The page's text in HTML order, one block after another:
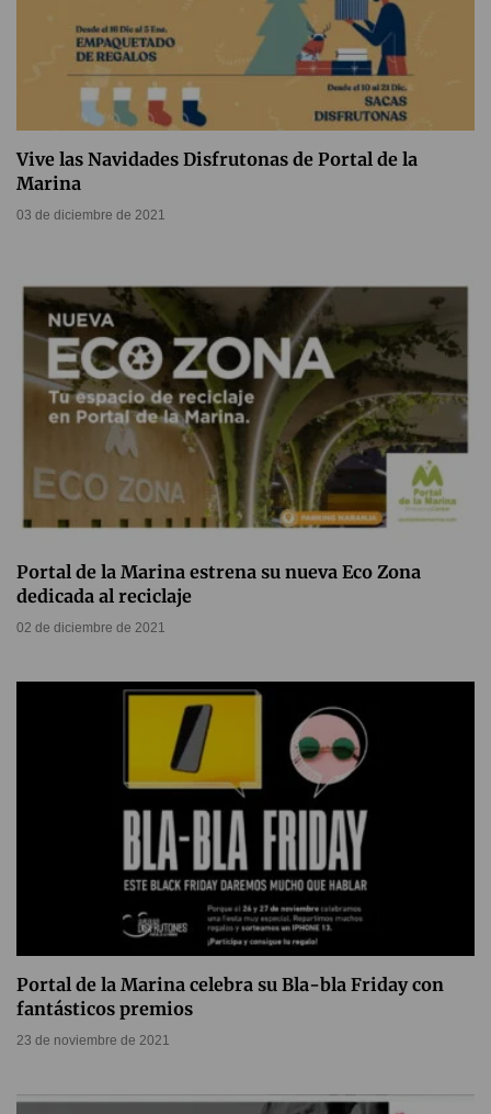
Vive las Navidades Disfrutonas de Portal de la
Marina
03 de diciembre de 2021
Portal de la Marina estrena su nueva Eco Zona
dedicada al reciclaje
02 de diciembre de 2021
Portal de la Marina celebra su Bla-bla Friday con
fantásticos premios
23 de noviembre de 2021